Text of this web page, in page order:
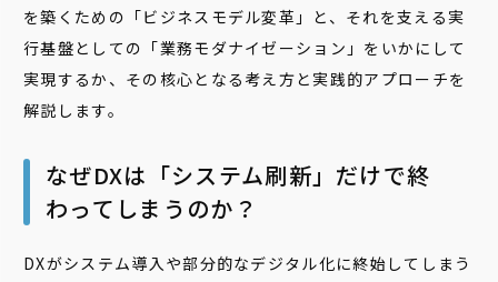
を築くための「ビジネスモデル変革」と、それを支える実
行基盤としての「業務モダナイゼーション」をいかにして
実現するか、その核心となる考え方と実践的アプローチを
解説します。
なぜDXは「システム刷新」だけで終
わってしまうのか？
DXがシステム導入や部分的なデジタル化に終始してしまう